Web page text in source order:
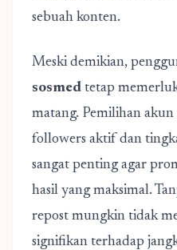
sebuah konten.
Meski demikian,
sosmed tetap
matang. Pemilihan
followers aktif dan
sangat penting agar
hasil yang maksimal.
repost mungkin tidak
signifikan terhadap